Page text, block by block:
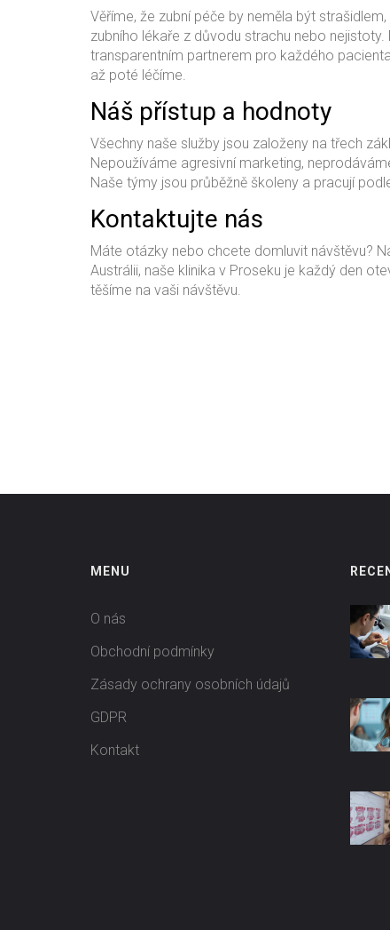
Věříme, že zubní péče by neměla být
zubního lékaře z důvodu strachu nebo
transparentním partnerem pro každého
až poté léčíme.
Náš přístup a hodnoty
Všechny naše služby jsou založeny na třech
Nepoužíváme agresivní marketing,
Naše týmy jsou průběžně školeny a pracují
Kontaktujte nás
Máte otázky nebo chcete domluvit návštěvu?
Austrálii, naše klinika v Proseku je každý den
těšíme na vaši návštěvu.
MENU
O nás
Obchodní podmínky
Zásady ochrany osobních údajů
GDPR
Kontakt